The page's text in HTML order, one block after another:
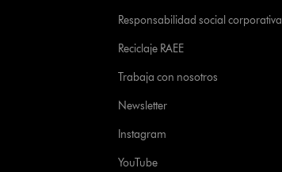
Responsabilidad social corporativa
Reciclaje RAEE
Trabaja con nosotros
Newsletter
Instagram
YouTube